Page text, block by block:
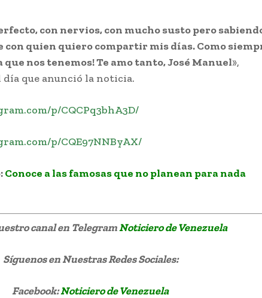
con nervios, con mucho susto pero
con quien quiero compartir mis días. Como
que nos tenemos! Te amo tanto, José Manuel»,
que anunció la noticia.
p/CQCPq3bhA3D/
p/CQE97NNByAX/
Conoce a las famosas que no planean para nada
canal en TelegramNoticiero de Venezuela
Síguenosen Nuestras Redes Sociales:
Facebook:Noticiero de Venezuela